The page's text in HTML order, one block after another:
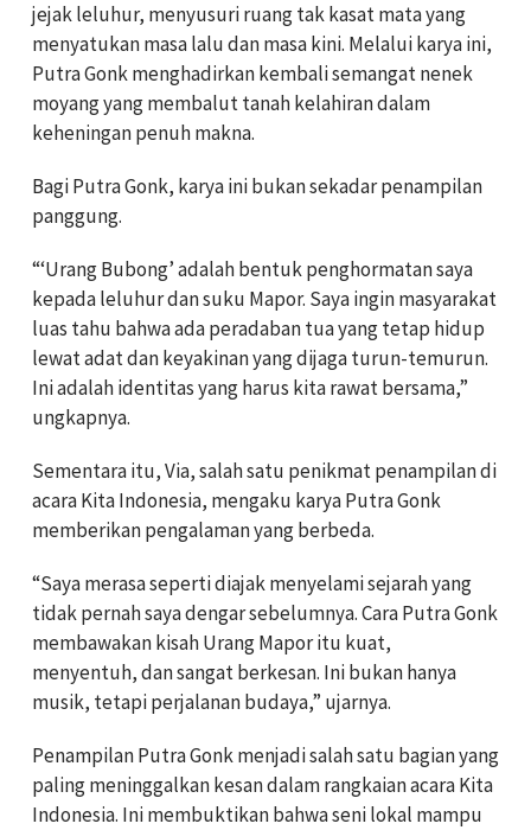
jejak leluhur, menyusuri ruang tak kasat mata yang
menyatukan masa lalu dan masa kini. Melalui karya ini,
Putra Gonk menghadirkan kembali semangat nenek
moyang yang membalut tanah kelahiran dalam
keheningan penuh makna.
Bagi Putra Gonk, karya ini bukan sekadar penampilan
panggung.
“‘Urang Bubong’ adalah bentuk penghormatan saya
kepada leluhur dan suku Mapor. Saya ingin masyarakat
luas tahu bahwa ada peradaban tua yang tetap hidup
lewat adat dan keyakinan yang dijaga turun-temurun.
Ini adalah identitas yang harus kita rawat bersama,”
ungkapnya.
Sementara itu, Via, salah satu penikmat penampilan di
acara Kita Indonesia, mengaku karya Putra Gonk
memberikan pengalaman yang berbeda.
“Saya merasa seperti diajak menyelami sejarah yang
tidak pernah saya dengar sebelumnya. Cara Putra Gonk
membawakan kisah Urang Mapor itu kuat,
menyentuh, dan sangat berkesan. Ini bukan hanya
musik, tetapi perjalanan budaya,” ujarnya.
Penampilan Putra Gonk menjadi salah satu bagian yang
paling meninggalkan kesan dalam rangkaian acara Kita
Indonesia. Ini membuktikan bahwa seni lokal mampu